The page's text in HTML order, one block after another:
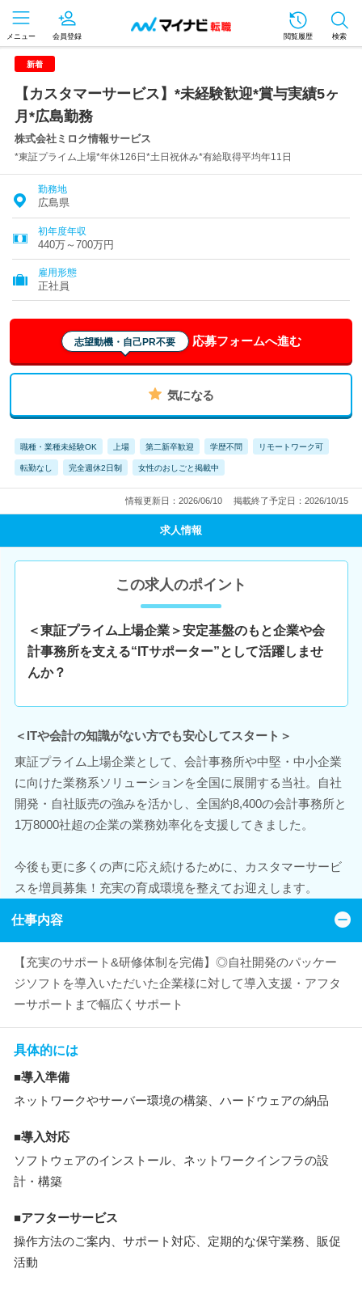
メニュー 会員登録 閲覧履歴 検索
新着
【カスタマーサービス】*未経験歓迎*賞与実績5ヶ
月*広島勤務
株式会社ミロク情報サービス
*東証プライム上場*年休126日*土日祝休み*有給取得平均年11日
勤務地
広島県
初年度年収
440万～700万円
雇用形態
正社員
志望動機・自己PR不要 応募フォームへ進む
気になる
職種・業種未経験OK 上場 第二新卒歓迎 学歴不問 リモートワーク可
転勤なし 完全週休2日制 女性のおしごと掲載中
情報更新日：2026/06/10 掲載終了予定日：2026/10/15
求人情報
この求人のポイント
＜東証プライム上場企業＞安定基盤のもと企業や会
計事務所を支える“ITサポーター”として活躍しませ
んか？
＜ITや会計の知識がない方でも安心してスタート＞
東証プライム上場企業として、会計事務所や中堅・中小企業
に向けた業務系ソリューションを全国に展開する当社。自社
開発・自社販売の強みを活かし、全国約8,400の会計事務所と
1万8000社超の企業の業務効率化を支援してきました。
今後も更に多くの声に応え続けるために、カスタマーサービ
スを増員募集！充実の育成環境を整えてお迎えします。
仕事内容
【充実のサポート&研修体制を完備】◎自社開発のパッケー
ジソフトを導入いただいた企業様に対して導入支援・アフタ
ーサポートまで幅広くサポート
具体的には
■導入準備
ネットワークやサーバー環境の構築、ハードウェアの納品
■導入対応
ソフトウェアのインストール、ネットワークインフラの設
計・構築
■アフターサービス
操作方法のご案内、サポート対応、定期的な保守業務、販促
活動